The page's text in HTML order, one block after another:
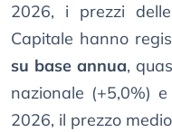
2026, i prezzi
Capitale hanno
su base annua,
nazionale (+5,0%)
2026, il prezzo